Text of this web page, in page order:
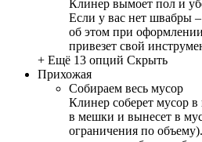
Клинер вымоет пол и
Если у вас нет швабры
об этом при
привезет свой
+ Ещё 13 опций Скрыть
Прихожая
Собираем весь мусор
Клинер соберет мусор
в мешки и вынесет в
ограничения по